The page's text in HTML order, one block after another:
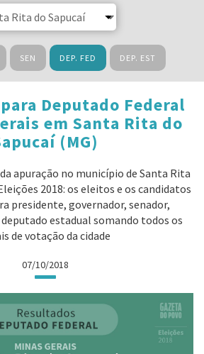
SEN DEP. FED DEP. EST
Deputado Federal
em Santa Rita do
(MG)
apuração no município de Santa Rita
2018: os eleitos e os candidatos
presidente, governador, senador,
estadual somando todos os
de votação da cidade
07/10/2018